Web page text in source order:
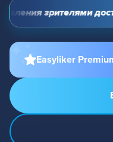
зрителями
Easyliker